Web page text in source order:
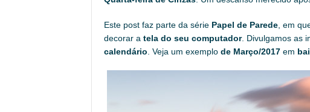
Este post faz parte da série Papel de Parede , em
decorar a tela do seu computador. Divulgamos as
calendário . Veja um exemplo de Março/2017 em